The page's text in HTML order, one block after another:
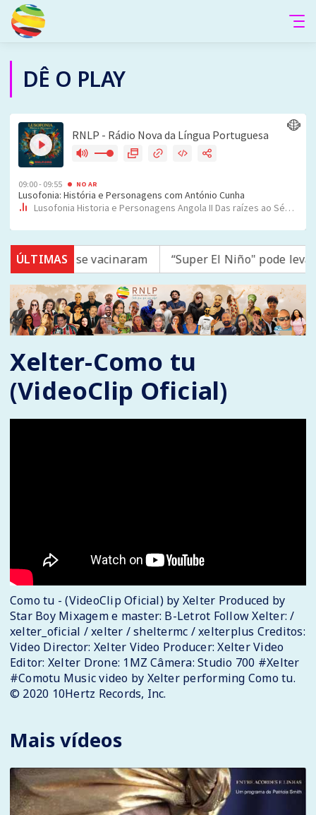
DÊ O PLAY
ÚLTIMAS
16 não se vacinaram “Super El Niño" pode levar
Xelter-Como tu
(VideoClip Oficial)
Mais vídeos
Como tu - (VideoClip Oficial) by Xelter Produced by
Star Boy Mixagem e master: B-Letrot Follow Xelter: /
xelter_oficial / xelter / sheltermc / xelterplus Creditos:
Video Director: Xelter Video Producer: Xelter Video
Editor: Xelter Drone: 1MZ Câmera: Studio 700 #Xelter
#Comotu Music video by Xelter performing Como tu.
© 2020 10Hertz Records, Inc.